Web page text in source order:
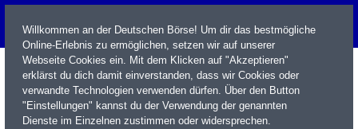
Willkommen an der Deutschen Börse! Um dir das bestmögliche
Online-Erlebnis zu ermöglichen, setzen wir auf unserer
Webseite Cookies ein. Mit dem Klicken auf "Akzeptieren"
erklärst du dich damit einverstanden, dass wir Cookies oder
verwandte Technologien verwenden dürfen. Über den Button
"Einstellungen" kannst du der Verwendung der genannten
Dienste im Einzelnen zustimmen oder widersprechen.